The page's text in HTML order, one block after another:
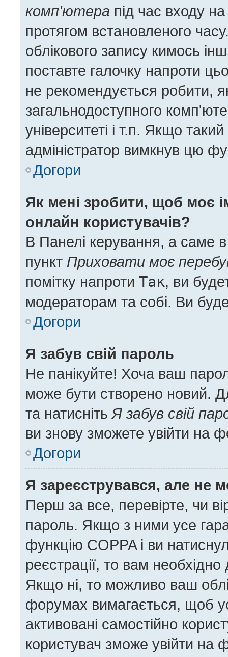
комп'ютера під час входу
протягом встановленого
облікового запису кимось
поставте галочку напроти
не рекомендується робити,
загальнодоступного
університеті і т.п. Якщо
адміністратор вимкнув цю
Догори
Як мені зробити, щоб моє
онлайн користувачів?
В Панелі керування, а саме
пункт Приховати моє
помітку напроти Так, ви
модераторам та собі. Ви
Догори
Я забув свій пароль
Не панікуйте! Хоча ваш
може бути створено новий.
та натисніть Я забув свій
ви знову зможете увійти на
Догори
Я зареєструвався, але не
Перш за все, перевірте, чи
пароль. Якщо з ними усе
функцію COPPA і ви
реєстрації, то вам
Якщо ні, то можливо ваш
форумах вимагається, щоб
активовані самостійно
користувач зможе увійти на